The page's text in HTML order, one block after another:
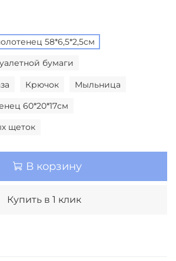
58*6,5*2,5см
бумаги
Крючок Мыльница
60*20*17см
щеток
В корзину
Купить в 1 клик